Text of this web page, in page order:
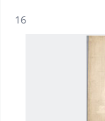
Résultat n°
16